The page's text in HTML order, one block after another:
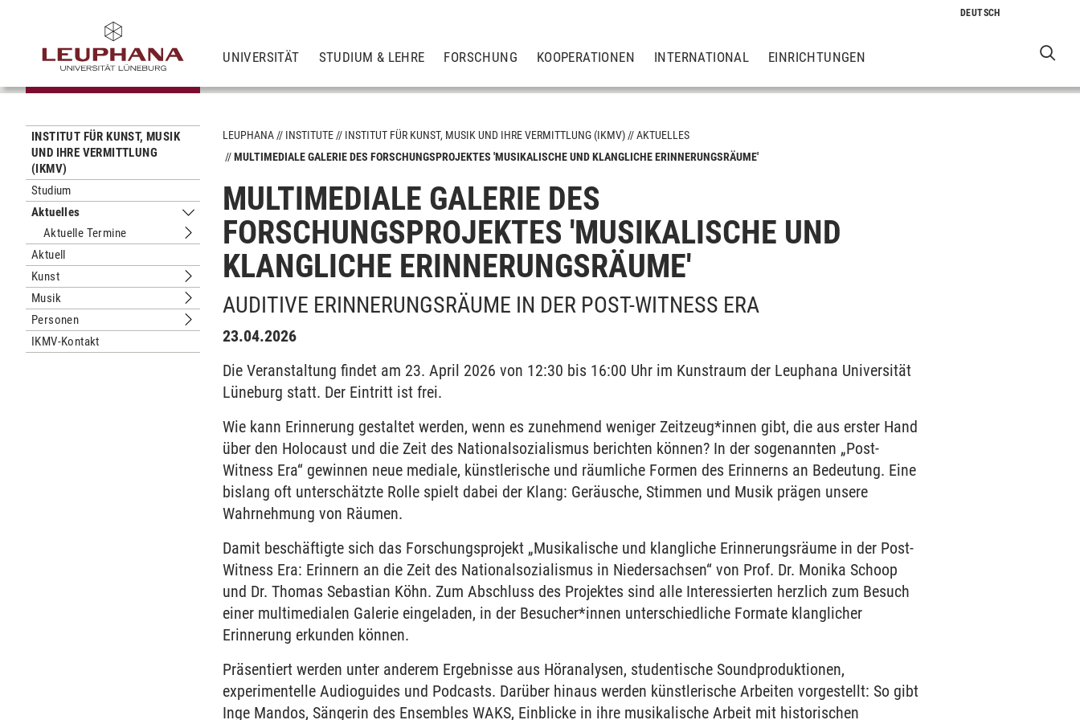
UNIVERSITÄT STUDIUM & LEHRE FORSCHUNG KOOPERATIONEN INTERNATIONAL EINRICHTUNGEN
INSTITUT FÜR KUNST, MUSIK
UND IHRE VERMITTLUNG
(IKMV)
Studium
Aktuelles
Untermenu Aktuelles
Aktuelle Termine
Untermenu Aktuelle Termine
Aktuell
Kunst
Untermenu Kunst
Musik
Untermenu Musik
Personen
Untermenu Personen
IKMV-Kontakt
LEUPHANA INSTITUTE INSTITUT FÜR KUNST, MUSIK UND IHRE VERMITTLUNG (IKMV)
AKTUELLES
MULTIMEDIALE GALERIE DES FORSCHUNGSPROJEKTES 'MUSIKALISCHE UND KLANGLICHE ERINNERUNGSRÄUME'
MULTIMEDIALE GALERIE DES
FORSCHUNGSPROJEKTES 'MUSIKALISCHE UND
KLANGLICHE ERINNERUNGSRÄUME'
AUDITIVE ERINNERUNGSRÄUME IN DER POST-WITNESS ERA
23.04.2026
Die Veranstaltung findet am 23. April 2026 von 12:30 bis 16:00 Uhr im Kunstraum der Leuphana Universität
Lüneburg statt. Der Eintritt ist frei.
Wie kann Erinnerung gestaltet werden, wenn es zunehmend weniger Zeitzeug*innen gibt, die aus erster Hand
über den Holocaust und die Zeit des Nationalsozialismus berichten können? In der sogenannten „Post-
Witness Era“ gewinnen neue mediale, künstlerische und räumliche Formen des Erinnerns an Bedeutung. Eine
bislang oft unterschätzte Rolle spielt dabei der Klang: Geräusche, Stimmen und Musik prägen unsere
Wahrnehmung von Räumen.
Damit beschäftigte sich das Forschungsprojekt „Musikalische und klangliche Erinnerungsräume in der Post-
Witness Era: Erinnern an die Zeit des Nationalsozialismus in Niedersachsen“ von Prof. Dr. Monika Schoop
und Dr. Thomas Sebastian Köhn. Zum Abschluss des Projektes sind alle Interessierten herzlich zum Besuch
einer multimedialen Galerie eingeladen, in der Besucher*innen unterschiedliche Formate klanglicher
Erinnerung erkunden können.
Präsentiert werden unter anderem Ergebnisse aus Höranalysen, studentische Soundproduktionen,
experimentelle Audioguides und Podcasts. Darüber hinaus werden künstlerische Arbeiten vorgestellt: So gibt
Inge Mandos, Sängerin des Ensembles WAKS, Einblicke in ihre musikalische Arbeit mit historischen